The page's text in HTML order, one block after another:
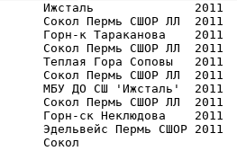
Ижсталь
Сокол Пермь СШОР ЛЛ
Горн-к Тараканова
Сокол Пермь СШОР ЛЛ
Теплая Гора Соповы
Сокол Пермь СШОР
МБУ ДО СШ 'Ижсталь'
Сокол Пермь СШОР ЛЛ
Горн-ск Неклюдова
Эдельвейс Пермь СШОР
Сокол